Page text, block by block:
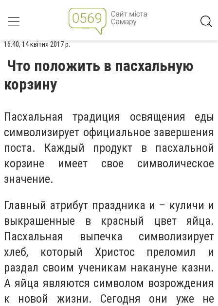
16:40, 14 квітня 2017 р.
Что положить в пасхальную
корзину
Пасхальная традиция освящения еды
символизирует официальное завершения
поста. Каждый продукт в пасхальной
корзине имеет свое символическое
значение.
Главный атрибут праздника и – куличи и
выкрашенные в красный цвет яйца.
Пасхальная выпечка символизирует
хлеб, который Христос преломил и
раздал своим ученикам накануне казни.
А яйца являются символом возрождения
к новой жизни. Сегодня они уже не